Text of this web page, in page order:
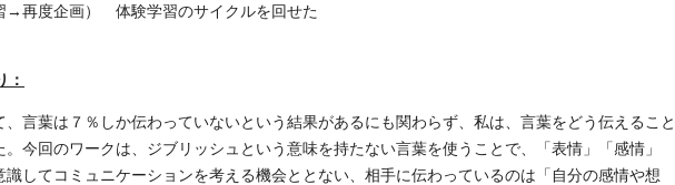
→再度企画） 体験学習のサイクルを回せた
：
、言葉は７％しか伝わっていないという結果があるにも関わらず、私は、言葉をどう伝えること
今回のワークは、ジブリッシュという意味を持たない言葉を使うことで、「表情」「感情」
識してコミュニケーションを考える機会ととない、相手に伝わっているのは「自分の感情や想